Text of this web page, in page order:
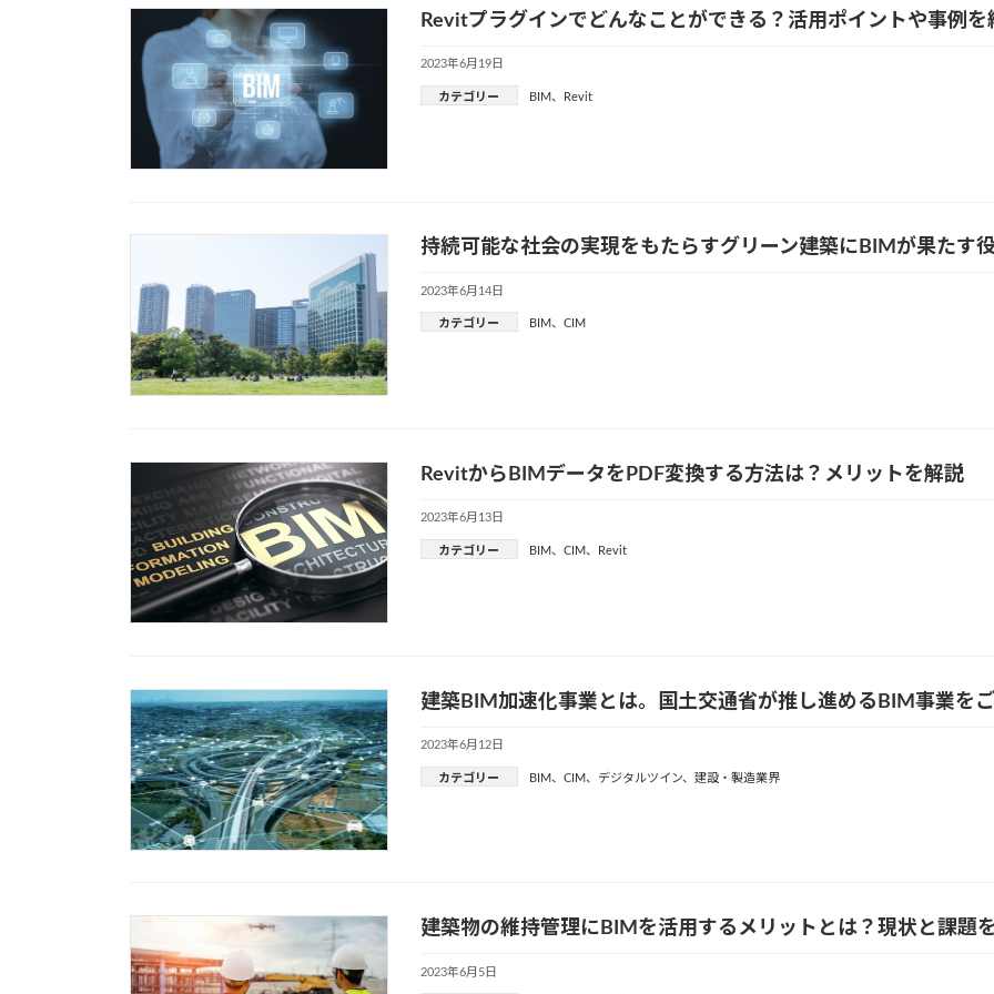
Revitプラグインでどんなことができる？活用ポイントや事例を
2023年6月19日
カテゴリー BIM、 Revit
持続可能な社会の実現をもたらすグリーン建築にBIMが果たす
2023年6月14日
カテゴリー BIM、 CIM
RevitからBIMデータをPDF変換する方法は？メリットを解説
2023年6月13日
カテゴリー BIM、 CIM、 Revit
建築BIM加速化事業とは。国土交通省が推し進めるBIM事業をご
2023年6月12日
カテゴリー BIM、 CIM、 デジタルツイン、 建設・製造業界
建築物の維持管理にBIMを活用するメリットとは？現状と課題
2023年6月5日